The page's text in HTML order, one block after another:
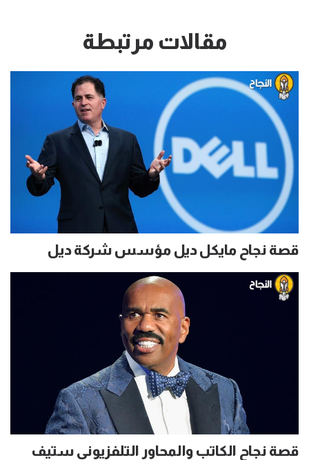
مقالات مرتبطة
قصة نجاح مايكل ديل مؤسس شركة ديل
قصة نجاح الكاتب والمحاور التلفزيوني ستيف